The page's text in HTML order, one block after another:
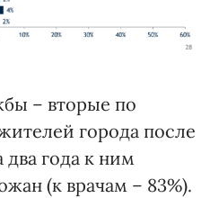
– вторые по
города после
года к ним
(к врачам – 83%).